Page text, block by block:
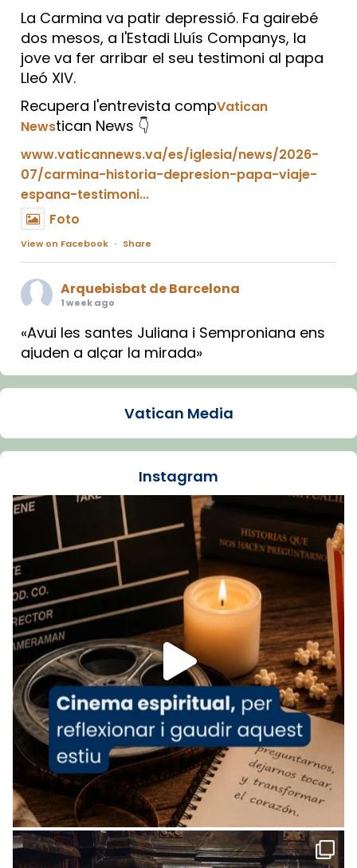
La Carmina va patir depressió. Fa gairebé
dos mesos, a l'Estadi Lluís Companys, la
jove va fer arribar el seu testimoni al papa
Lleó XIV.
Recupera l'entrevista compVatican
Newstican News 👇
www.vaticannews.va/es/iglesia/news/2026-
07/carmina-historia-depresion-papa-viaje-
espana-testimoni...
Foto
View on Facebook · Share
Arquebisbat de Barcelona
1 week ago
«Avui les santes Juliana i Semproniana ens
ajuden a alçar la mirada»
Mons. Sergi Gordo, bisbe de Tortosa, ha
Santes de Mataró.
🔗tinyurl.com/cvu5jmbk
Foto
View on Facebook Share
Arquebisbat de Barcelonais at Catedral
de Barcelona.
1 week ago
Aquest dilluns, 27 de juliol, ha tingut lloc la
missa d’acció de gràcies en agraïment al
comitè organitzador de la visita apostòlica
del Sant Pare Lleó XIV a Barcelona, i als
col·laboradors, a la Catedral de Barcelona.
L’arquebisbe de Barcelona, el cardenal Joan
Josep Omella, ha presidit la missa i l’ha
concelebrat el bisbe auxiliar de Barcelona,
Mons. David Abadías.
📸 Dr. G. Simón
Foto
Vatican Media
Instagram